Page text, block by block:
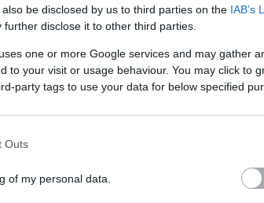
be disclosed by us to third parties on the IAB’s
further disclose it to other third parties.
one or more Google services and may gather
to your visit or usage behaviour. You may click to
party tags to use your data for below specified
Outs
of my personal data.
pečuraka isečenih na kriške, so po ukusu,
svežeg belog luka, 60 mililitara (¼
crni biber za ukrašavanje.